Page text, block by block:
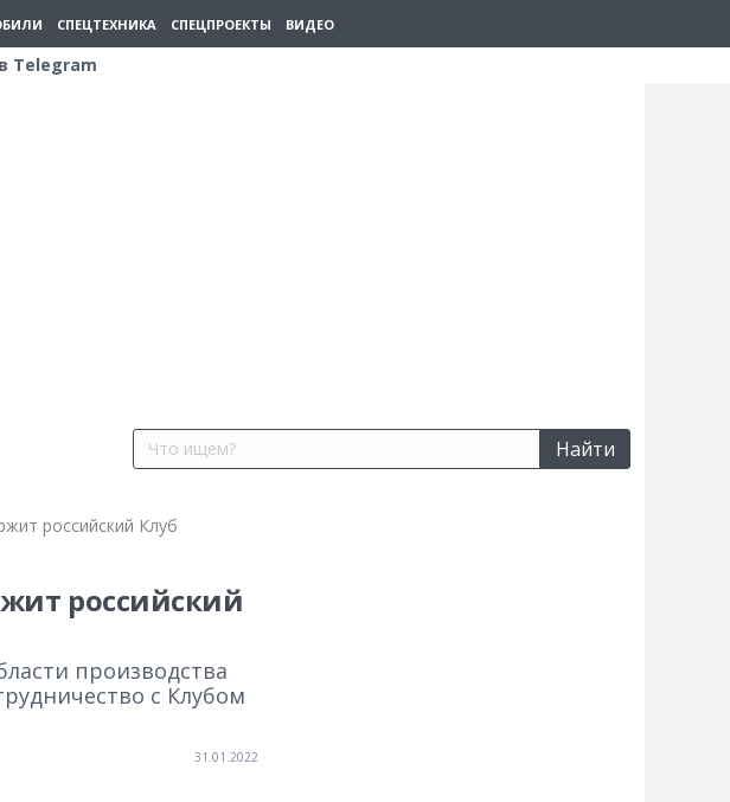
СПЕЦТЕХНИКА СПЕЦПРОЕКТЫ ВИДЕО
Telegram
Найти
российский Клуб
российский
производства
с Клубом
31.01.2022